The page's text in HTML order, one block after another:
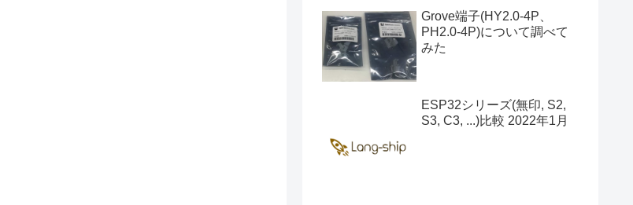
Grove端子(HY2.0-4P、
PH2.0-4P)について調べて
みた
ESP32シリーズ(無印, S2,
S3, C3, ...)比較 2022年1月